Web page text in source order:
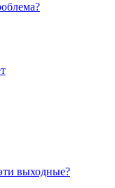
выходные?